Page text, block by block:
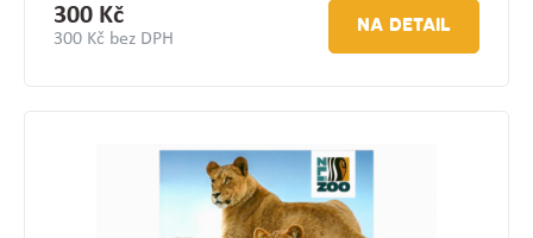
300 Kč
300 Kč bez DPH
NA DETAIL